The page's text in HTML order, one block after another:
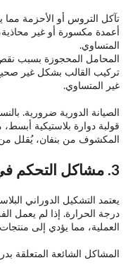
تآكل التروس أو الأحزمة مما
أعمدة مكسورة أو غير
المتساوي.
المحامل المحجوزة بسبب
تركيب القالب بشكل غير
غير المتساوي.
الصيانة الدورية ضرورية.
قولبة دوارة بلاستيكية
المكشوف من بنفان، يُقلل من
3. مشاكل التحكم في درجة الحرارة
يعتمد التشكيل الدوراني
درجة الحرارة. إذا لم يعمل
العملية، مما يؤدي إلى
المشاكل الشائعة المتعلقة